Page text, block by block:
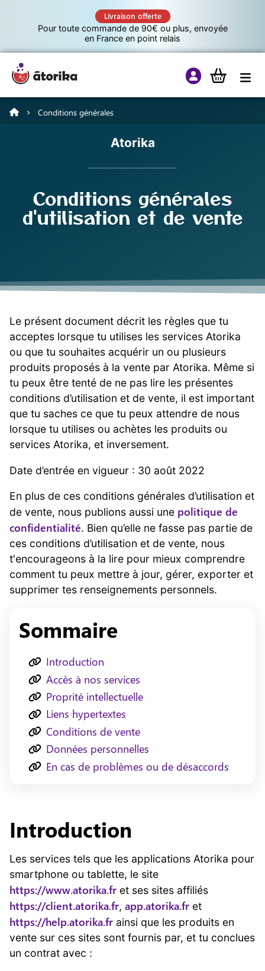
Livraison offerte
Pour toute commande de 90€ ou plus, envoyée
en France en point relais
Jeux éducatifs
Culture G
Conditions générales
Atorika
Conditions générales
d'utilisation et de vente
Le présent document décrit les règles que tu
acceptes lorsque tu utilises les services Atorika
ou que tu souhaites acquérir un ou plusieurs
produits proposés à la vente par Atorika. Même si
tu peux être tenté de ne pas lire les présentes
conditions d’utilisation et de vente, il est important
que tu saches ce que tu peux attendre de nous
lorsque tu utilises ou achètes les produits ou
services Atorika, et inversement.
Date d’entrée en vigueur : 30 août 2022
En plus de ces conditions générales d’utilisation et
de vente, nous publions aussi une politique de
confidentialité. Bien qu’elle ne fasse pas partie de
ces conditions d’utilisation et de vente, nous
t'encourageons à la lire pour mieux comprendre
comment tu peux mettre à jour, gérer, exporter et
supprimer tes renseignements personnels.
Sommaire
Introduction
Accès à nos services
Proprité intellectuelle
Liens hypertextes
Conditions de vente
Données personnelles
En cas de problèmes ou de désaccords
Introduction
Les services tels que les applications Atorika pour
smartphone ou tablette, le site
https://www.atorika.fr et ses sites affiliés
https://client.atorika.fr, app.atorika.fr et
https://help.atorika.fr ainsi que les produits en
vente sur ces sites sont fournis par, et tu conclues
un contrat avec :